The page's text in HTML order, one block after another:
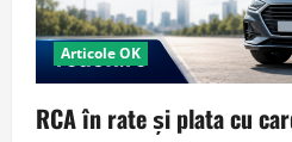
Articole OK
RCA în rate și plata cu